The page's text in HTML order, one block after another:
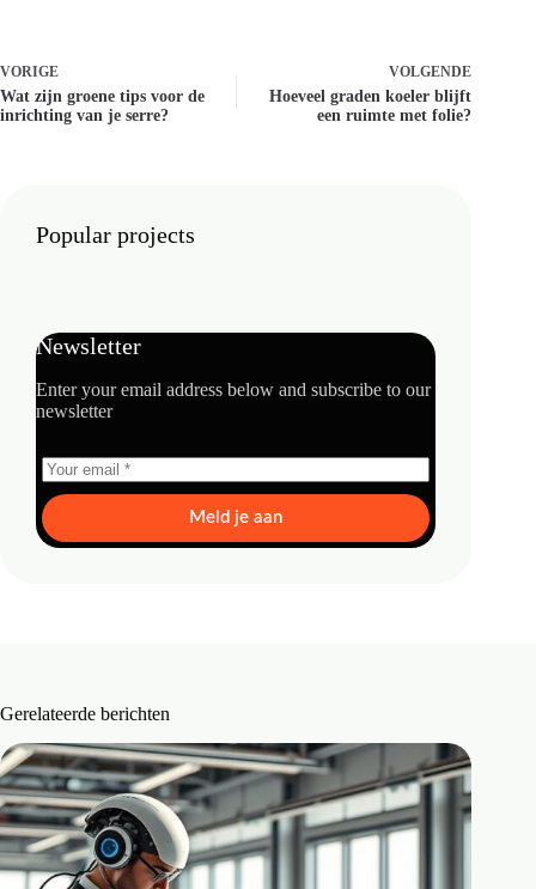
VORIGE
Wat zijn groene tips voor de
inrichting van je serre?
VOLGENDE
Hoeveel graden koeler blijft
een ruimte met folie?
Popular projects
Newsletter
Enter your email address below and subscribe to our
newsletter
Meld je aan
Gerelateerde berichten